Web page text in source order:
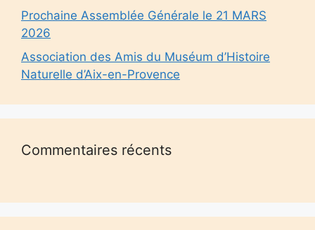
Prochaine Assemblée Générale le 21 MARS
2026
Association des Amis du Muséum d’Histoire
Naturelle d’Aix-en-Provence
Commentaires récents